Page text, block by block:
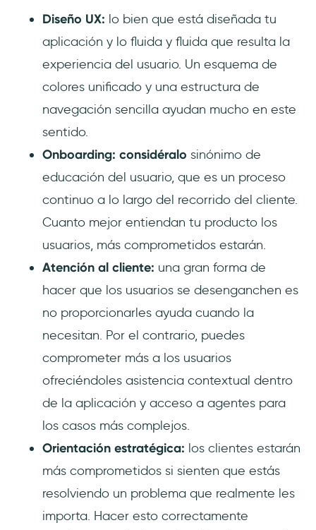
Diseño UX: lo bien que está diseñada tu
aplicación y lo fluida y fluida que resulta la
experiencia del usuario. Un esquema de
colores unificado y una estructura de
navegación sencilla ayudan mucho en este
sentido.
Onboarding: considéralo sinónimo de
educación del usuario, que es un proceso
continuo a lo largo del recorrido del cliente.
Cuanto mejor entiendan tu producto los
usuarios, más comprometidos estarán.
Atención al cliente: una gran forma de
hacer que los usuarios se desenganchen es
no proporcionarles ayuda cuando la
necesitan. Por el contrario, puedes
comprometer más a los usuarios
ofreciéndoles asistencia contextual dentro
de la aplicación y acceso a agentes para
los casos más complejos.
Orientación estratégica: los clientes estarán
más comprometidos si sienten que estás
resolviendo un problema que realmente les
importa. Hacer esto correctamente